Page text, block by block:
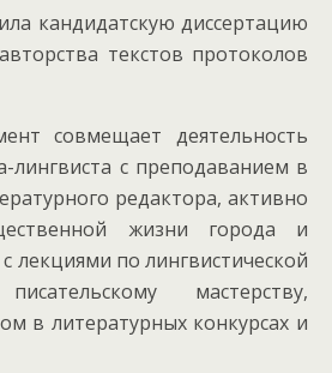
кандидатскую диссертацию
текстов протоколов
совмещает деятельность
лингвиста с преподаванием в
редактора, активно
жизни города и
лекциями по лингвистической
мастерству,
в литературных конкурсах и